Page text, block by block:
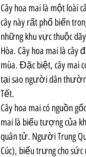
Cây hoa mai là một loài
cây này rất phổ biến
những khu vực thuộc
Hòa. Cây hoa mai là
mùa. Đặc biệt, cây mai
tại sao người dân
Tết.
Cây hoa mai có nguồn
mai là biểu tượng của
quân tử. Người Trung
Cúc), biểu trưng cho